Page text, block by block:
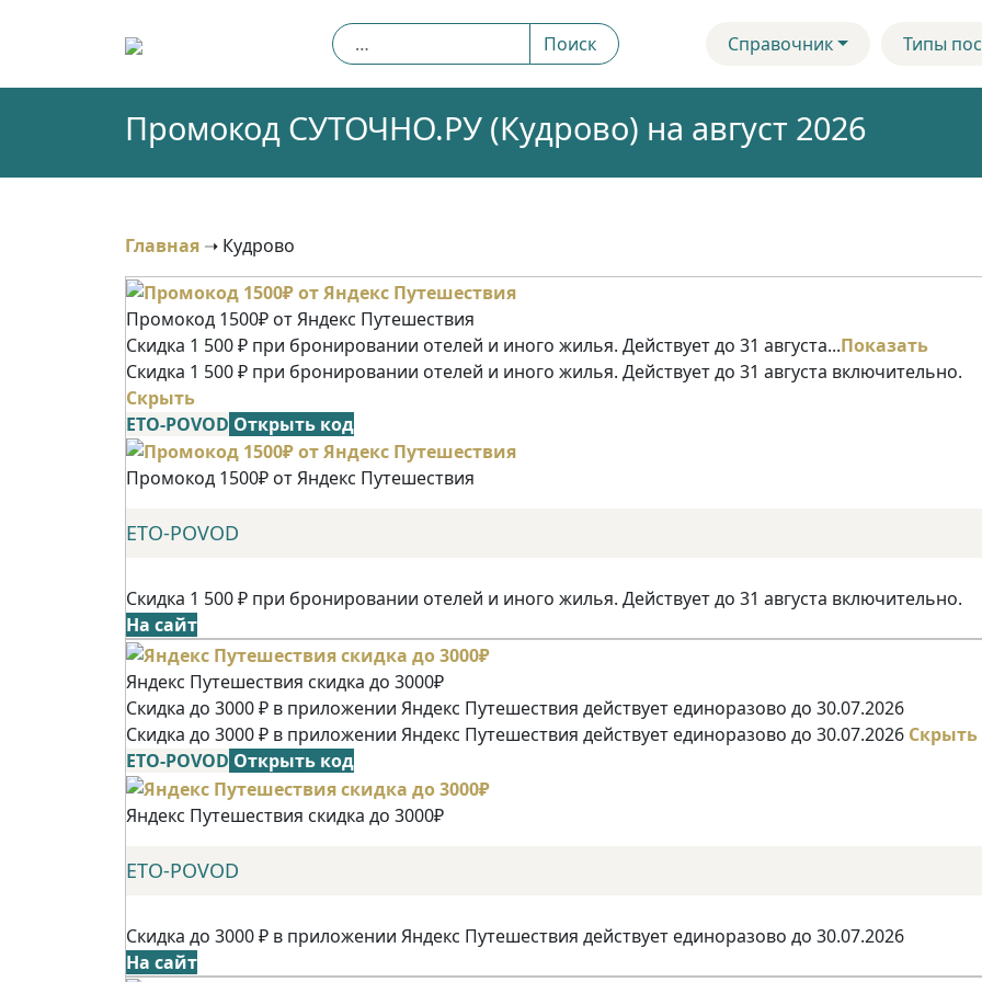
Найти: Поиск Справочник Типы
Промокод СУТОЧНО.РУ (Кудрово) на август 2026
Главная ➝ Кудрово
Промокод 1500₽ от Яндекс Путешествия
Скидка 1 500 ₽ при бронировании отелей и иного жилья. Действует до 31 августа...Показать
Скидка 1 500 ₽ при бронировании отелей и иного жилья. Действует до 31 августа включительно.
Скрыть
ETO-POVOD Открыть код
Промокод 1500₽ от Яндекс Путешествия
ETO-POVOD
Скидка 1 500 ₽ при бронировании отелей и иного жилья. Действует до 31 августа включительно.
На сайт
Яндекс Путешествия скидка до 3000₽
Скидка до 3000 ₽ в приложении Яндекс Путешествия действует единоразово до 30.07.2026
Скидка до 3000 ₽ в приложении Яндекс Путешествия действует единоразово до 30.07.2026 Скрыть
ETO-POVOD Открыть код
Яндекс Путешествия скидка до 3000₽
ETO-POVOD
Скидка до 3000 ₽ в приложении Яндекс Путешествия действует единоразово до 30.07.2026
На сайт